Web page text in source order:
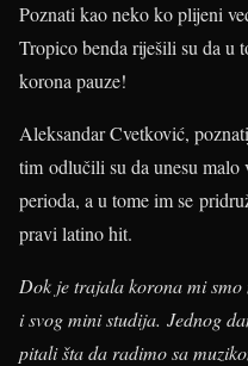
Poznati kao neko ko plijeni
Tropico benda riješili su da u
korona pauze!
Aleksandar Cvetković,
tim odlučili su da unesu
perioda, a u tome im se
pravi latino hit.
Dok je trajala korona mi
i svog mini studija. Jednog
pitali šta da radimo sa